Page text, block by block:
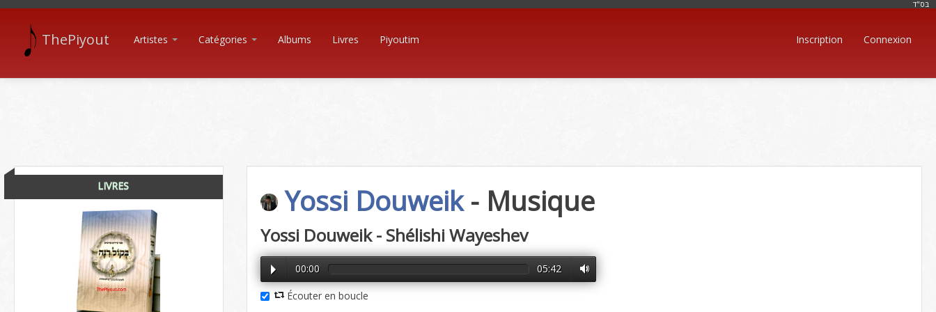
בּס"ד
ThePiyout Artistes Catégories Albums Livres Piyoutim Inscription Connexion
LIVRES Yossi Douweik- Musique
Yossi Douweik - Shélishi Wayeshev
00:00 05:42
Écouter en boucle